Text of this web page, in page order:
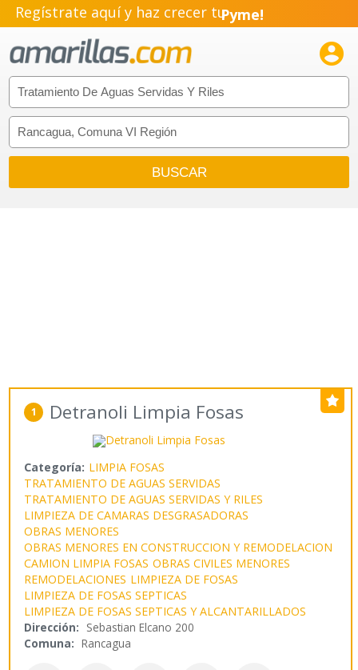
Regístrate aquí y haz crecer tuPyme!
Emprendimiento!

1 Detranoli Limpia Fosas
Categoría: LIMPIA FOSAS
TRATAMIENTO DE AGUAS SERVIDAS
TRATAMIENTO DE AGUAS SERVIDAS Y RILES
LIMPIEZA DE CAMARAS DESGRASADORAS
OBRAS MENORES
OBRAS MENORES EN CONSTRUCCION Y REMODELACION
CAMION LIMPIA FOSAS OBRAS CIVILES MENORES
REMODELACIONES LIMPIEZA DE FOSAS
LIMPIEZA DE FOSAS SEPTICAS
LIMPIEZA DE FOSAS SEPTICAS Y ALCANTARILLADOS
Dirección: Sebastian Elcano 200
Comuna: Rancagua